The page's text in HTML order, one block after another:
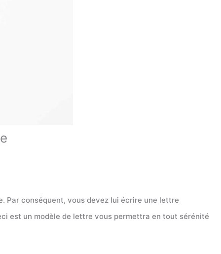
Par conséquent, vous devez lui écrire une lettre
est un modèle de lettre vous permettra en tout sérénité